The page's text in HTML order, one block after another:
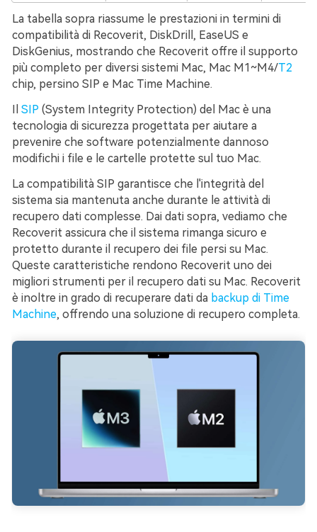
La tabella sopra riassume le prestazioni in termini di
compatibilità di Recoverit, DiskDrill, EaseUS e
DiskGenius, mostrando che Recoverit offre il supporto
più completo per diversi sistemi Mac, Mac M1~M4/T2
chip, persino SIP e Mac Time Machine.
SIP (System Integrity Protection) del Mac è una
tecnologia di sicurezza progettata per aiutare a
prevenire che software potenzialmente dannoso
modifichi i file e le cartelle protette sul tuo Mac.
La compatibilità SIP garantisce che l'integrità del
sistema sia mantenuta anche durante le attività di
recupero dati complesse. Dai dati sopra, vediamo che
Recoverit assicura che il sistema rimanga sicuro e
protetto durante il recupero dei file persi su Mac.
Queste caratteristiche rendono Recoverit uno dei
migliori strumenti per il recupero dati su Mac. Recoverit
è inoltre in grado di recuperare dati da backup di Time
Machine, offrendo una soluzione di recupero completa.